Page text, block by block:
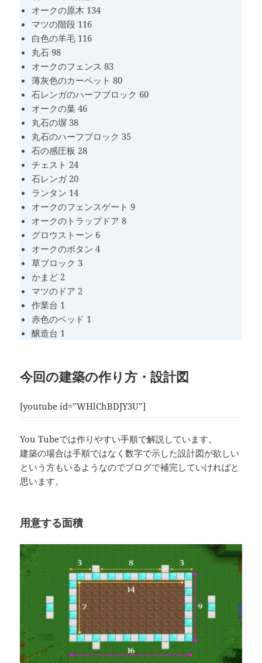
オークの原木 134
マツの階段 116
白色の羊毛 116
丸石 98
オークのフェンス 83
薄灰色のカーペット 80
石レンガのハーフブロック 60
オークの葉 46
丸石の塀 38
丸石のハーフブロック 35
石の感圧板 28
チェスト 24
石レンガ 20
ランタン 14
オークのフェンスゲート 9
オークのトラップドア 8
グロウストーン 6
オークのボタン 4
草ブロック 3
かまど 2
マツのドア 2
作業台 1
赤色のベッド 1
醸造台 1
今回の建築の作り方・設計図
[youtube id=”WHlChBDJY3U”]
You Tubeでは作りやすい手順で解説しています。
建築の場合は手順ではなく数字で示した設計図が欲しい
という方もいるようなのでブログで補完していければと
思います。
用意する面積